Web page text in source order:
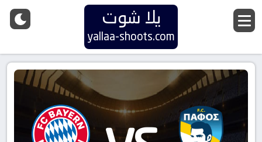
يلا شوت
yallaa-shoots.com